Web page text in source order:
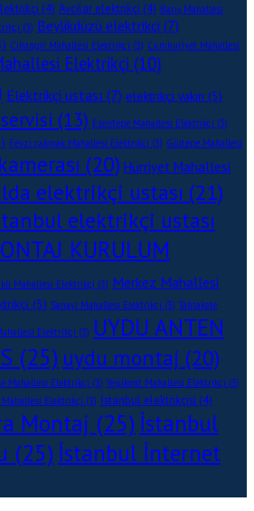
(4) Avcılar elektrikçi (4) Barış Mahallesi
(3) Beylikdüzü elektrikçi (7)
Cihangir Mahallesi Elektrikçi (3) Cumhuriyet Mahallesi
Elektrikçi (10)
Elektrikçi ustası (7) elektrikçi yakın (5)
(13) Esentepe Mahallesi Elektrikçi (3)
Fevzi çakmak Mahallesi Elektrikçi (3) Gültepe Mahallesi
(20) Hürriyet Mahallesi
elektrikçi ustası (21)
elektrikçi ustası
KURULUM
Mahallesi Elektrikçi (3) Merkez Mahallesi
(5) Sanayi Mahallesi Elektrikçi (3) Tahtakale
Elektrikçi (3) UYDU ANTEN
(25) uydu montaj (20)
Mahallesi Elektrikçi (3) Yeşilkent Mahallesi Elektrikçi (3)
Mahallesi Elektrikçi (3) İstanbul elektrikçisi (4)
Montaj (25) İstanbul
(25) İstanbul İnternet